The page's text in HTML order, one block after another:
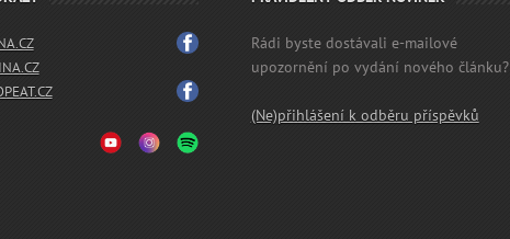
Rádi byste dostávali e-mailové
upozornění po vydání nového článku?
(Ne)přihlášení k odběru příspěvků